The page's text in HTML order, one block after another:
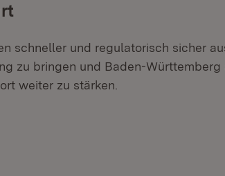
schneller und regulatorisch sicher
zu bringen und Baden-
weiter zu stärken.